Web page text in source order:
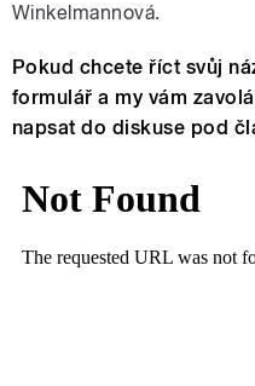
Winkelmannová.
Pokud chcete říct svůj
formulář a my vám
napsat do diskuse pod